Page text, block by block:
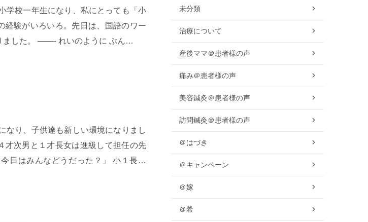
学校一年生になり、私にとっても「小
経験がいろいろ。先日は、国語のワー
ました。 ——- れいのように ぶん…
なり、子供達も新しい環境になりまし
才次男と１才長女は進級して担任の先
日はみんなどうだった？」 小１長男
未分類
治療について
産後ママ＠患者様の声
痛み＠患者様の声
美容鍼灸＠患者様の声
訪問鍼灸＠患者様の声
＠はづき
＠キャンペーン
＠嫁
＠希